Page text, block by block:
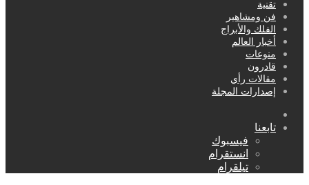
تقنية
فن ومشاهير
الفلك والأبراج
أخبار العالم
منوعات
قادرون
مقالات رأي
إصدارات المجلة
عن
تابعنا
فيسبوك
انستقرام
تيلقرام